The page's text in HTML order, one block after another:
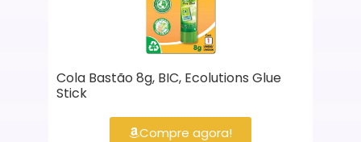
Cola Bastão 8g, BIC, Ecolutions Glue
Stick
Compre agora!